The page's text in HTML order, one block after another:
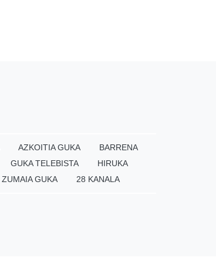
AZKOITIA GUKA
BARRENA
GUKA TELEBISTA
HIRUKA
ZUMAIA GUKA 28 KANALA